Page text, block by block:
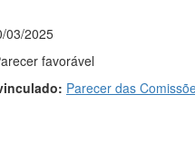
03/2025
favorável
Parecer das